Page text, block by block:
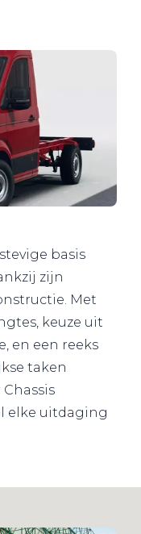
basis
zijn
Met
keuze uit
en een reeks
taken
elke uitdaging